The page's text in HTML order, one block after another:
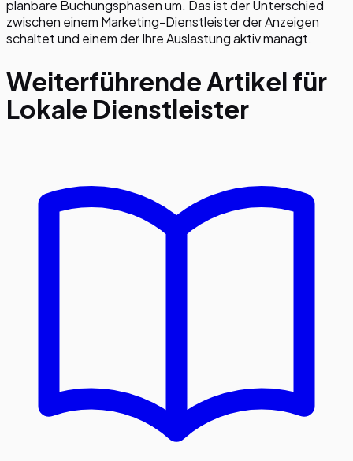
planbare Buchungsphasen um. Das ist der Unterschied
zwischen einem Marketing-Dienstleister der Anzeigen
schaltet und einem der Ihre Auslastung aktiv managt.
Weiterführende Artikel für
Lokale Dienstleister